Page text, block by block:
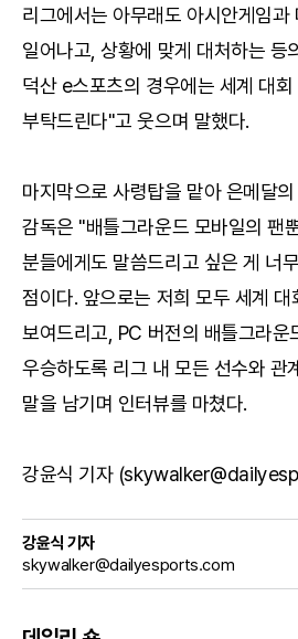
리그에서는 아무래도 아시안게임과
일어나고, 상황에 맞게 대처하는 등
덕산 e스포츠의 경우에는 세계 대
부탁드린다"고 웃으며 말했다.
마지막으로 사령탑을 맡아 은메달
감독은 "배틀그라운드 모바일의 팬
분들에게도 말씀드리고 싶은 게 너
점이다. 앞으로는 저희 모두 세계 대
보여드리고, PC 버전의 배틀그라운
우승하도록 리그 내 모든 선수와 관
말을 남기며 인터뷰를 마쳤다.
강윤식 기자
강윤식 기자
skywalker@dailyesports.com